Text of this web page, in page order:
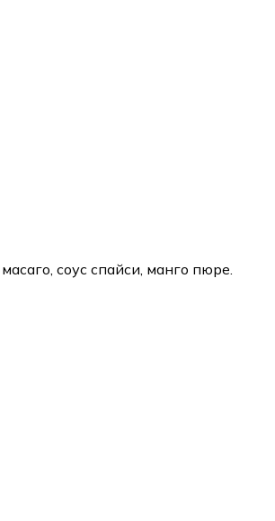
соус спайси, манго пюре.